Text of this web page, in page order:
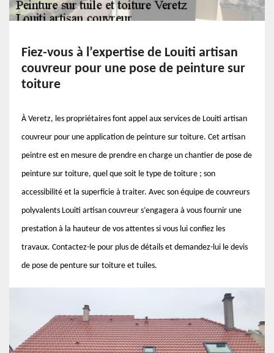
Fiez-vous à l’expertise de Louiti artisan
couvreur pour une pose de peinture sur
toiture
À Veretz, les propriétaires font appel aux services de Louiti artisan
couvreur pour une application de peinture sur toiture. Cet artisan
peintre est en mesure de prendre en charge un chantier de pose de
peinture sur toiture, quel que soit le type de toiture ; son
accessibilité et la superficie à traiter. Avec son équipe de couvreurs
polyvalents Louiti artisan couvreur s’engagera à vous fournir une
prestation à la hauteur de vos attentes si vous lui confiez les
travaux. Contactez-le pour plus de détails et demandez-lui le devis
de pose de penture sur toiture et tuiles.